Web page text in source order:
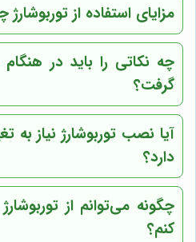
مزایای استفاده از
چه نکاتی را باید در
گرفت؟
آیا نصب توربوشارژ نیاز به
دارد؟
چگونه می‌توانم از
کنم؟